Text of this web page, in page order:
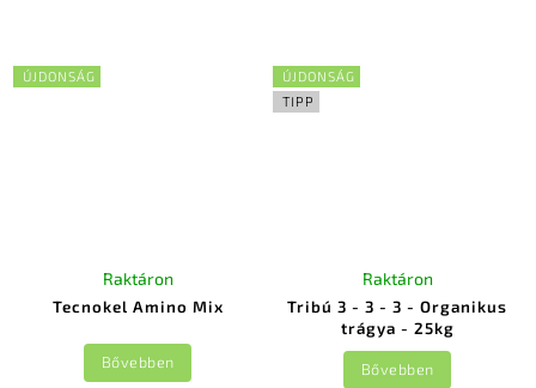
ÚJDONSÁG
Tecnokel Amino Mix
Raktáron
Bővebben
ÚJDONSÁG
TIPP
Tribú 3 - 3 - 3 - Organikus
trágya - 25kg
Raktáron
Bővebben